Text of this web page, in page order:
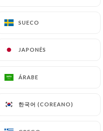
SUECO
JAPONÊS
ÁRABE
한국어 (COREANO)
SUECO
JAPONÊS
ÁRABE
한국어 (COREANO)